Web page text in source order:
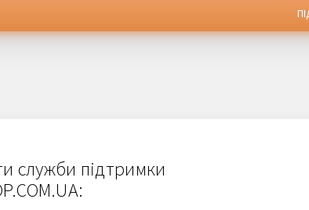
служби підтримки